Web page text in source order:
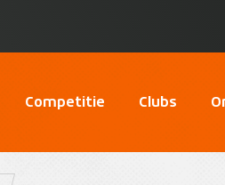
Competitie Clubs